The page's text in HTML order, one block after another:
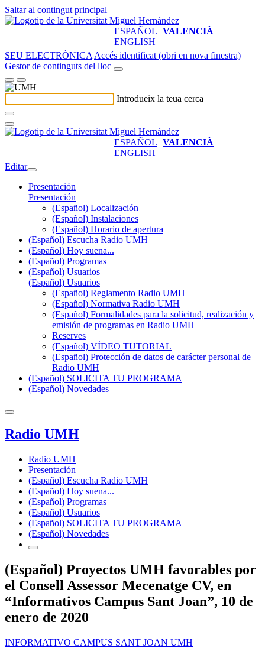
Saltar al contingut principal
ESPAÑOL VALENCIÀ
ENGLISH
SEU ELECTRÒNICA Accés identificat (obri en nova finestra)
Gestor de continguts del lloc
Introdueix la teua cerca
ESPAÑOL VALENCIÀ
ENGLISH
Editar
Presentación
Presentación
(Español) Localización
(Español) Instalaciones
(Español) Horario de apertura
(Español) Escucha Radio UMH
(Español) Hoy suena...
(Español) Programas
(Español) Usuarios
(Español) Usuarios
(Español) Reglamento Radio UMH
(Español) Normativa Radio UMH
(Español) Formalidades para la solicitud, realización y
emisión de programas en Radio UMH
Reserves
(Español) VÍDEO TUTORIAL
(Español) Protección de datos de carácter personal de
Radio UMH
(Español) SOLICITA TU PROGRAMA
(Español) Novedades
Radio UMH
Radio UMH
Presentación
(Español) Escucha Radio UMH
(Español) Hoy suena...
(Español) Programas
(Español) Usuarios
(Español) SOLICITA TU PROGRAMA
(Español) Novedades
(Español) Proyectos UMH favorables por
el Consell Assessor Mecenatge CV, en
“Informativos Campus Sant Joan”, 10 de
enero de 2020
INFORMATIVO CAMPUS SANT JOAN UMH